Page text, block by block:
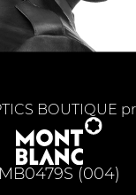
MB0479S (004)
BOUTIQUE